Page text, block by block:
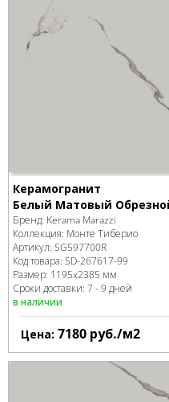
Керамогранит
Белый Матовый Обрезной
Бренд: Kerama Marazzi
Коллекция: Монте Тиберио
Артикул: SG597700R
Код товара: SD-267617-99
Размер: 1195x2385 мм
Сроки доставки: 7 - 9 дней
в наличии
Цена: 7180 руб./м2